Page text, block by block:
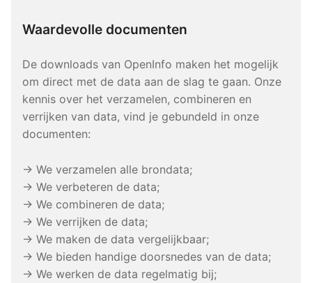
Waardevolle documenten
De downloads van OpenInfo maken het mogelijk
om direct met de data aan de slag te gaan. Onze
kennis over het verzamelen, combineren en
verrijken van data, vind je gebundeld in onze
documenten:
→ We verzamelen alle brondata;
→ We verbeteren de data;
→ We combineren de data;
→ We verrijken de data;
→ We maken de data vergelijkbaar;
→ We bieden handige doorsnedes van de data;
→ We werken de data regelmatig bij;